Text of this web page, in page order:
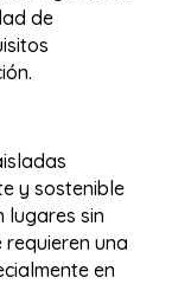
de
y sostenible
lugares sin
requieren una
en